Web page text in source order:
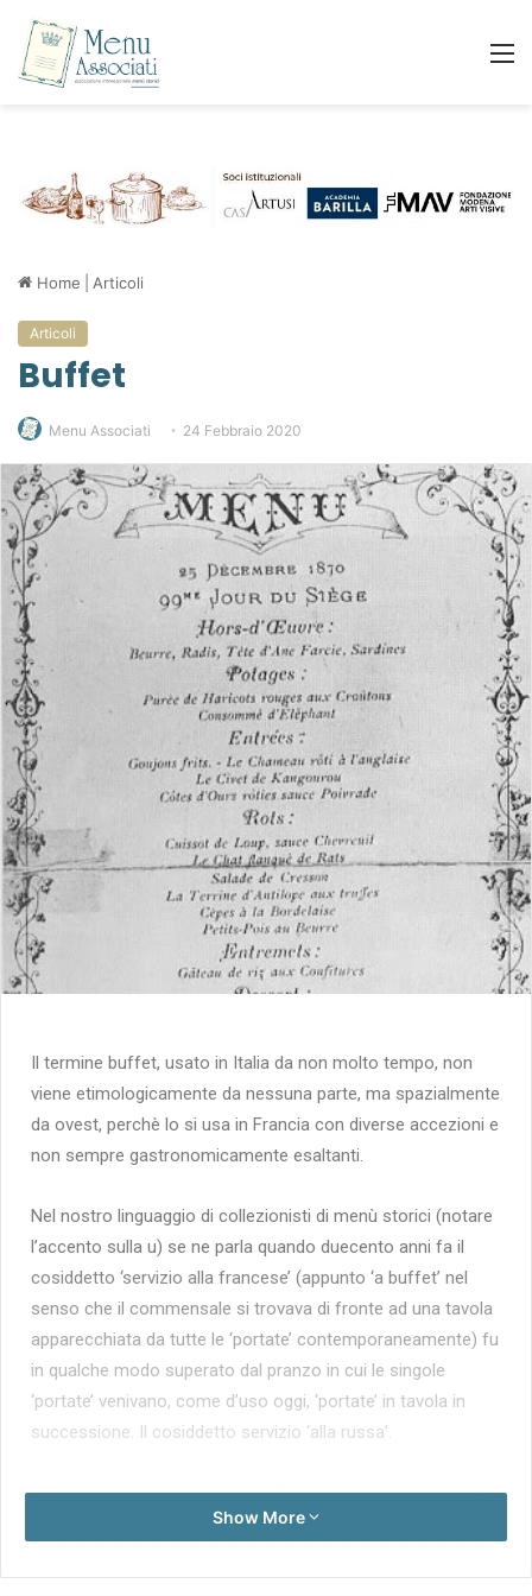
Home Articoli
Articoli
Buffet
Menu Associati 24 Febbraio 2020
Il termine buffet, usato in Italia da non molto tempo, non
viene etimologicamente da nessuna parte, ma spazialmente
da ovest, perchè lo si usa in Francia con diverse accezioni e
non sempre gastronomicamente esaltanti.
Nel nostro linguaggio di collezionisti di menù storici (notare
l’accento sulla u) se ne parla quando duecento anni fa il
cosiddetto ‘servizio alla francese’ (appunto ‘a buffet’ nel
senso che il commensale si trovava di fronte ad una tavola
apparecchiata da tutte le ‘portate’ contemporaneamente) fu
in qualche modo superato dal pranzo in cui le singole
‘portate’ venivano, come d’uso oggi, ‘portate’ in tavola in
successione. Il cosiddetto servizio ‘alla russa’.
Ebbene oggi la gastronomia, nell’era del post-post moderno
è estremamente parcellizzata, personalizzata come tanti
amici senza trovarsi poi con mille avanzi (certo c’è la
Show More